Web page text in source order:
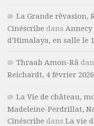
La Grande rêvasion,
Cinéscribe dans Annecy
d’Himalaya, en salle le
Thraab Amon-Râ
Reichardt, 4 février 2026
La Vie de château,
Madeleine-Perdrillat,
Cinéscribe dans La vie